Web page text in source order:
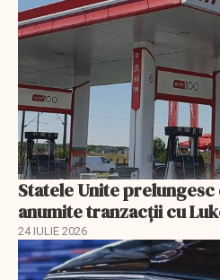
Statele Unite
anumite tranzacții cu
24 IULIE 2026